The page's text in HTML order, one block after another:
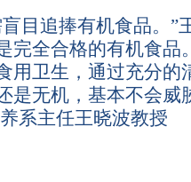
追捧有机食品。”
完全合格的有机食品
用卫生，通过充分的
是无机，基本不会
系主任王晓波教授